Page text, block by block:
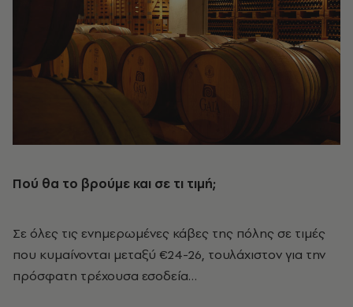
Πού θα το βρούμε και σε τι τιμή;
Σε όλες τις ενημερωμένες κάβες της πόλης σε τιμές
που κυμαίνονται μεταξύ €24-26, τουλάχιστον για την
πρόσφατη τρέχουσα εσοδεία…